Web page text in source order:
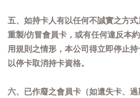
五、如持卡人有以任何不誠實之方式
重製/仿冒會員卡，或有任何違反本
用規則之情形，本公司得立即停止
以停卡取消持卡資格。
六、已作廢之會員卡（如遺失卡、過